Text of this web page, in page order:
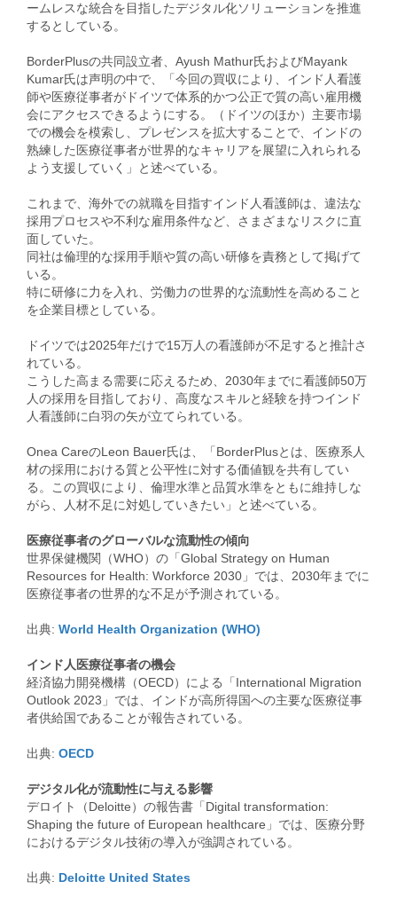
ームレスな統合を目指したデジタル化ソリューションを推進
するとしている。
BorderPlusの共同設立者、Ayush Mathur氏およびMayank
Kumar氏は声明の中で、「今回の買収により、インド人看護
師や医療従事者がドイツで体系的かつ公正で質の高い雇用機
会にアクセスできるようにする。（ドイツのほか）主要市場
での機会を模索し、プレゼンスを拡大することで、インドの
熟練した医療従事者が世界的なキャリアを展望に入れられる
よう支援していく」と述べている。
これまで、海外での就職を目指すインド人看護師は、違法な
採用プロセスや不利な雇用条件など、さまざまなリスクに直
面していた。
同社は倫理的な採用手順や質の高い研修を責務として掲げて
いる。
特に研修に力を入れ、労働力の世界的な流動性を高めること
を企業目標としている。
ドイツでは2025年だけで15万人の看護師が不足すると推計さ
れている。
こうした高まる需要に応えるため、2030年までに看護師50万
人の採用を目指しており、高度なスキルと経験を持つインド
人看護師に白羽の矢が立てられている。
Onea CareのLeon Bauer氏は、「BorderPlusとは、医療系人
材の採用における質と公平性に対する価値観を共有してい
る。この買収により、倫理水準と品質水準をともに維持しな
がら、人材不足に対処していきたい」と述べている。
医療従事者のグローバルな流動性の傾向
世界保健機関（WHO）の「Global Strategy on Human
Resources for Health: Workforce 2030」では、2030年までに
医療従事者の世界的な不足が予測されている。 ​
出典: World Health Organization (WHO)
インド人医療従事者の機会
経済協力開発機構（OECD）による「International Migration
Outlook 2023」では、インドが高所得国への主要な医療従事
者供給国であることが報告されている。 ​
出典: OECD
デジタル化が流動性に与える影響
デロイト（Deloitte）の報告書「Digital transformation:
Shaping the future of European healthcare」では、医療分野
におけるデジタル技術の導入が強調されている。 ​
出典: Deloitte United States